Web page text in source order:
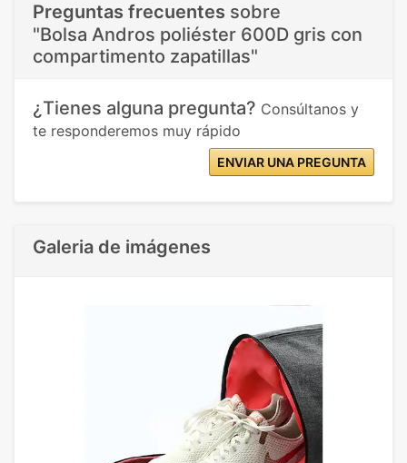
Preguntas frecuentes sobre
"Bolsa Andros poliéster 600D gris con
compartimento zapatillas"
¿Tienes alguna pregunta? Consúltanos y
te responderemos muy rápido
ENVIAR UNA PREGUNTA
Galeria de imágenes